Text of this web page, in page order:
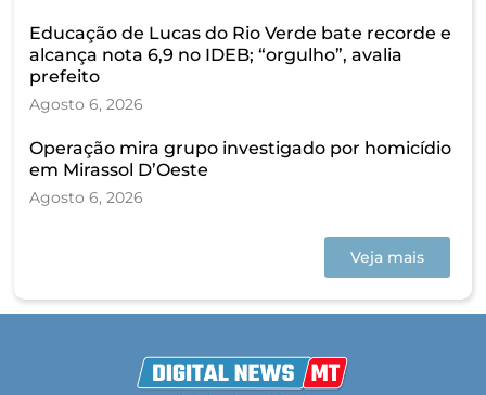
Educação de Lucas do Rio Verde bate recorde e
alcança nota 6,9 no IDEB; “orgulho”, avalia
prefeito
Agosto 6, 2026
Operação mira grupo investigado por homicídio
em Mirassol D’Oeste
Agosto 6, 2026
Veja mais